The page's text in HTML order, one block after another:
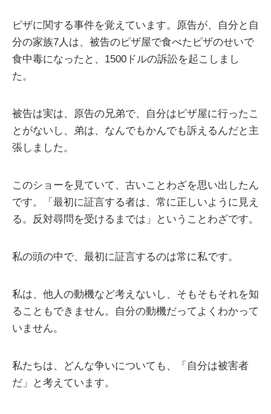
ピザに関する事件を覚えています。原告が、自分と自
分の家族7人は、被告のピザ屋で食べたピザのせいで
食中毒になったと、1500ドルの訴訟を起こしまし
た。
被告は実は、原告の兄弟で、自分はピザ屋に行ったこ
とがないし、弟は、なんでもかんでも訴えるんだと主
張しました。
このショーを見ていて、古いことわざを思い出したん
です。「最初に証言する者は、常に正しいように見え
る。反対尋問を受けるまでは」ということわざです。
私の頭の中で、最初に証言するのは常に私です。
私は、他人の動機など考えないし、そもそもそれを知
ることもできません。自分の動機だってよくわかって
いません。
私たちは、どんな争いについても、「自分は被害者
だ」と考えています。